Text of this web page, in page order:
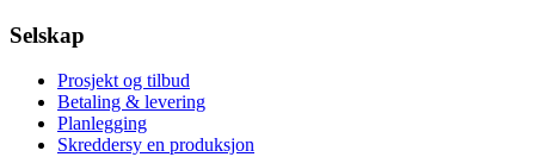
Selskap
Prosjekt og tilbud
Betaling & levering
Planlegging
Skreddersy en produksjon